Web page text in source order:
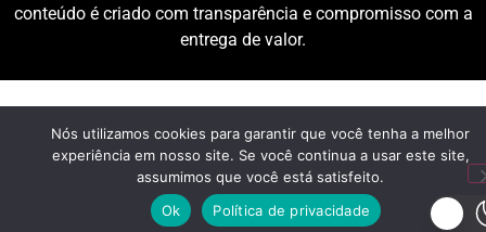
conteúdo é criado com transparência e compromisso com a
entrega de valor.
Nós utilizamos cookies para garantir que você tenha a melhor
experiência em nosso site. Se você continua a usar este site,
assumimos que você está satisfeito.
Ok
Política de privacidade